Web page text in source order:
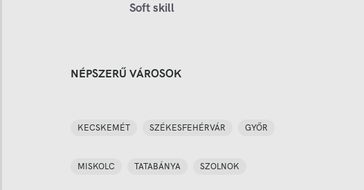
Soft skill
NÉPSZERŰ VÁROSOK
KECSKEMÉT SZÉKESFEHÉRVÁR GYŐR
MISKOLC TATABÁNYA SZOLNOK